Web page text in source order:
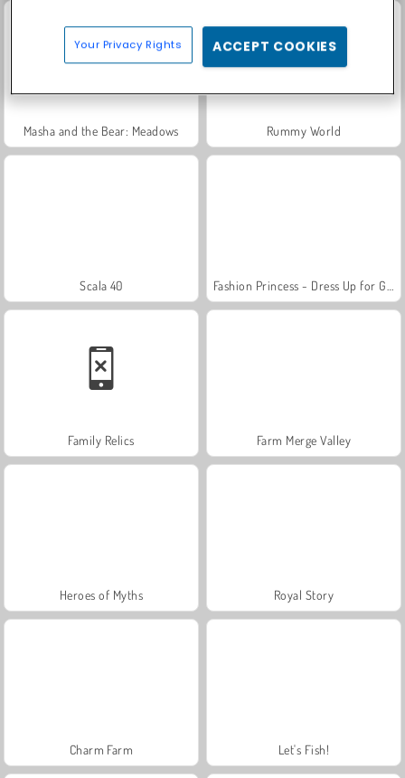
Masha and the Bear: Meadows Rummy World
Scala 40
Family Relics Farm Merge Valley
Heroes of Myths Royal Story
Charm Farm Let's Fish!
Your Privacy Rights ACCEPT COOKIES